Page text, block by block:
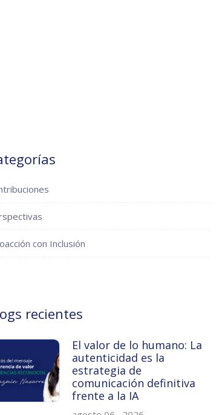
con Inclusión
recientes
El valor de lo humano: La
autenticidad es la
estrategia de
comunicación definitiva
frente a la IA